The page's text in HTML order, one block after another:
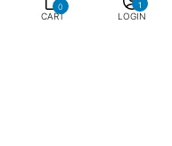
0
CART LOGIN